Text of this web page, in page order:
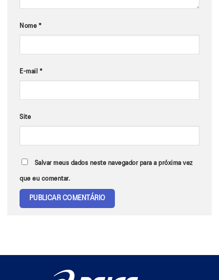
Nome *
E-mail *
Site
Salvar meus dados neste navegador para a próxima vez
que eu comentar.